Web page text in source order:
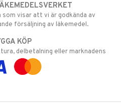
visar att vi är godkända av
försäljning av läkemedel.
KÖP
delbetalning eller marknadens